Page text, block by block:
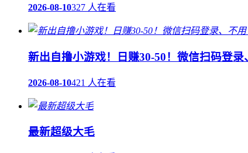
2026-08-10327 人在看
新出自撸小游戏！日赚30-50！微信扫码登录
2026-08-10421 人在看
最新超级大毛